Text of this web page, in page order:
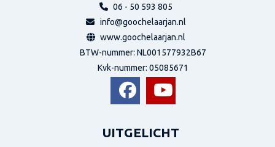
06 - 50 593 805
info@goochelaarjan.nl
www.goochelaarjan.nl
BTW-nummer: NL001577932B67
Kvk-nummer: 05085671
UITGELICHT